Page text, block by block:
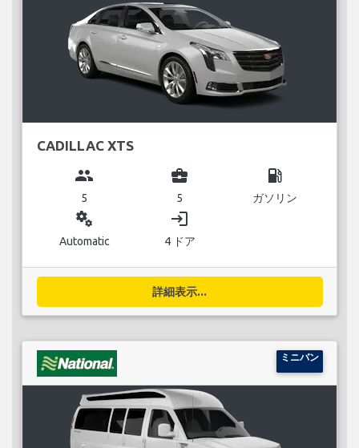
CADILLAC XTS
group
5
business_center
5
local_gas_station
ガソリン
miscellaneous_services
Automatic
login
4 ドア
詳細表示...
ミニバン